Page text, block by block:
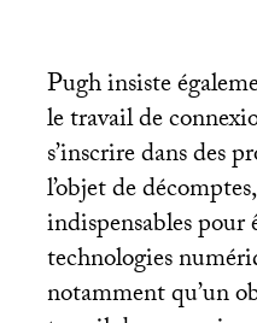
Pugh insiste
le travail de
s’inscrire dans des
l’objet de
indispensables pour
technologies
notamment qu’un